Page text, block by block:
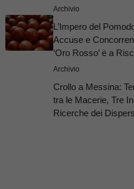
Archivio
L’Impero del
Accuse e
‘Oro Rosso’ è a
Archivio
Crollo a Messina:
tra le Macerie, Tre
Ricerche dei